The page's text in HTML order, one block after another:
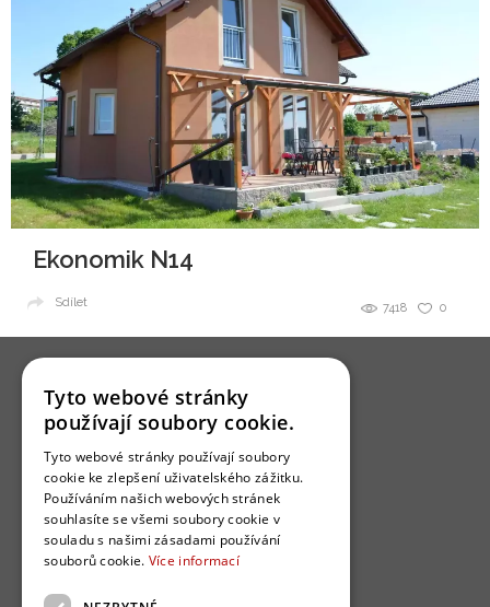
Ekonomik N14
0
7418
Sdílet
O nás
Bydlo programy
Jak se zapojit?
Uživatelské podmínky
Tyto webové stránky
používají soubory cookie.
Tyto webové stránky používají soubory
cookie ke zlepšení uživatelského zážitku.
Používáním našich webových stránek
souhlasíte se všemi soubory cookie v
souladu s našimi zásadami používání
souborů cookie. Více informací